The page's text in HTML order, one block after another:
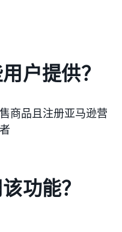
户提供？
商品且注册亚马逊营
功能？